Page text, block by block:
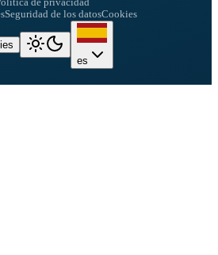
de privacidad
Seguridad de los datosCookies
es